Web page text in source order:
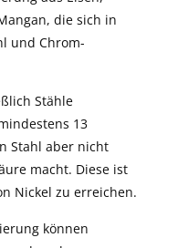
die sich in
und Chrom-
Stähle
13
Stahl aber nicht
macht. Diese ist
Nickel zu erreichen.
können